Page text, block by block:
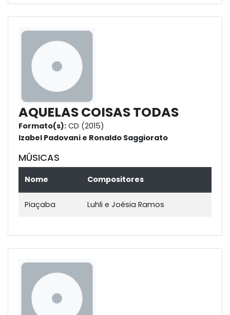
AQUELAS COISAS TODAS
Formato(s): CD (2015)
Izabel Padovani e Ronaldo Saggiorato
MÚSICAS
Nome Compositores
Piaçaba Luhli e Joésia Ramos